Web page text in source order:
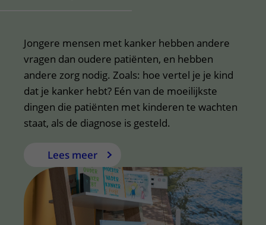
Jongere mensen met kanker hebben andere
vragen dan oudere patiënten, en hebben
andere zorg nodig. Zoals: hoe vertel je je kind
dat je kanker hebt? Eén van de moeilijkste
dingen die patiënten met kinderen te wachten
staat, als de diagnose is gesteld.
Lees meer